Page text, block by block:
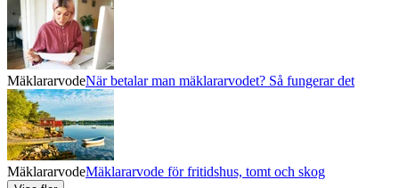
MäklararvodeNär betalar man mäklararvodet? Så fungerar det
MäklararvodeMäklararvode för fritidshus, tomt och skog